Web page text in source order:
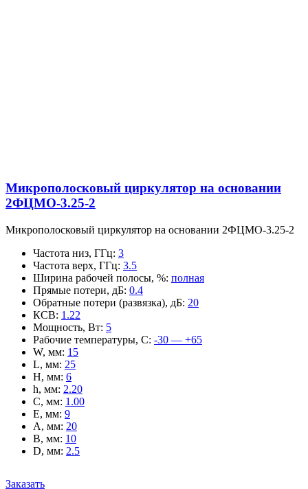
Микрополосковый циркулятор на основании
2ФЦМО-3.25-2
Микрополосковый циркулятор на основании 2ФЦМО-3.25-2
Частота низ, ГГц: 3
Частота верх, ГГц: 3.5
Ширина рабочей полосы, %: полная
Прямые потери, дБ: 0.4
Обратные потери (развязка), дБ: 20
КСВ: 1.22
Мощность, Вт: 5
Рабочие температуры, С: -30 — +65
W, мм: 15
L, мм: 25
H, мм: 6
h, мм: 2.20
C, мм: 1.00
E, мм: 9
A, мм: 20
B, мм: 10
D, мм: 2.5
Заказать